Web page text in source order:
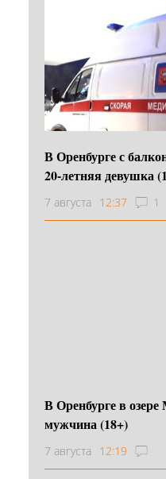
В Оренбурге с
20-летняя девушка
7 августа 12:37 1
В Оренбурге в
мужчина (18+)
7 августа 12:19